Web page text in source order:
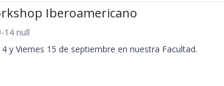
Iberoamericano
14 null
y Viernes 15 de septiembre en nuestra Facultad.